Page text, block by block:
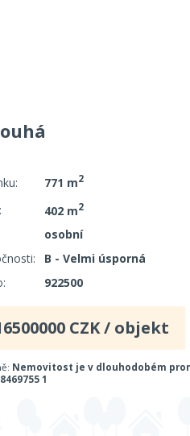
771 m2
402 m2
osobní
B - Velmi úsporná
922500
CZK / objekt
Nemovitost je v dlouhodobém
1